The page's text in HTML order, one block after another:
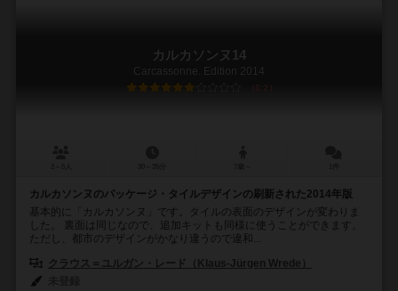
カルカソンヌ14
Carcassonne. Edition 2014
6.2
カルカソンヌのパッケージ・タイルデザインの刷新された2014年版
基本的に「カルカソンヌ」です。タイルの表面のデザインが変わりま
した。 裏面は同じなので、追加キットも同様に使うことができます。
ただし、都市のデザインがかなり違うので違和...
クラウス＝ユルガン・レード（Klaus-Jürgen Wrede）